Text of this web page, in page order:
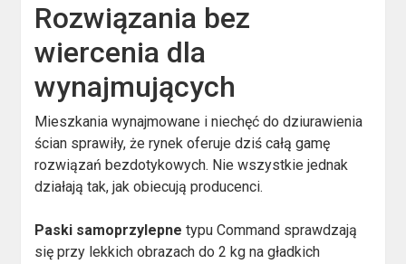
Rozwiązania bez
wiercenia dla
wynajmujących
Mieszkania wynajmowane i niechęć do dziurawienia
ścian sprawiły, że rynek oferuje dziś całą gamę
rozwiązań bezdotykowych. Nie wszystkie jednak
działają tak, jak obiecują producenci.
Paski samoprzylepne typu Command sprawdzają
się przy lekkich obrazach do 2 kg na gładkich